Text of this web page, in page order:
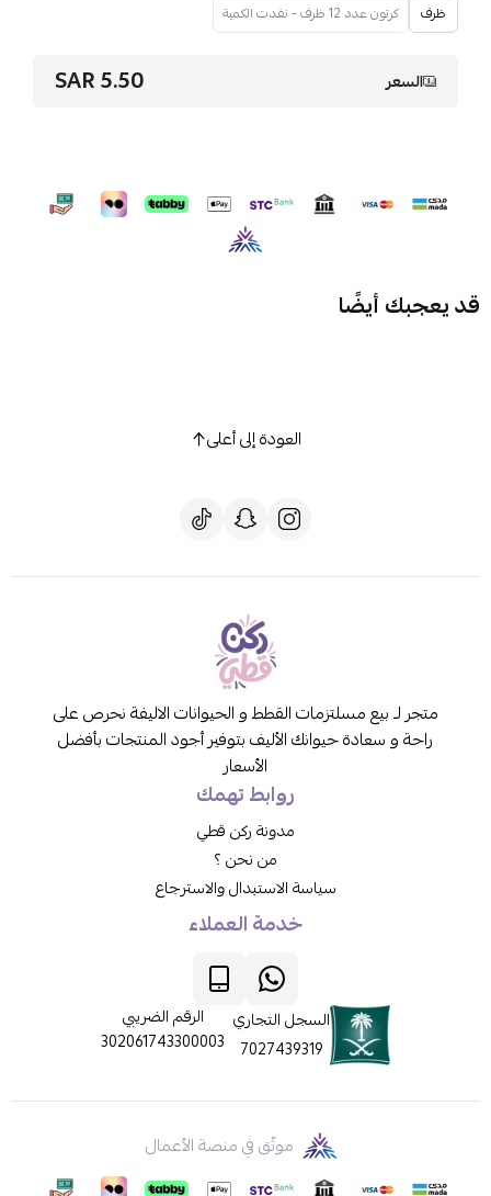
ظرف كرتون عدد 12 ظرف - نفدت الكمية
السعر 5.50 SAR
قد يعجبك أيضًا
العودة إلى أعلى
متجر لـ بيع مسلتزمات القطط و الحيوانات الاليفة نحرص على
راحة و سعادة حيوانك الأليف بتوفير أجود المنتجات بأفضل
الأسعار
روابط تهمك
مدونة ركن قطي
من نحن ؟
سياسة الاستبدال والاسترجاع
خدمة العملاء
السجل التجاري
7027439319
الرقم الضريبي
302061743300003
موثّق في منصة الأعمال